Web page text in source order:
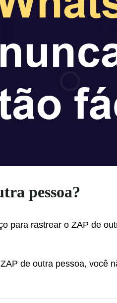
pessoa?
para rastrear o ZAP de
de outra pessoa, você